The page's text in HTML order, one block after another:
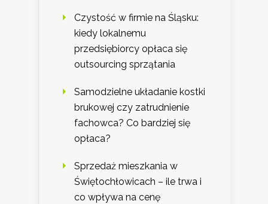
Czystość w firmie na Śląsku:
kiedy lokalnemu
przedsiębiorcy opłaca się
outsourcing sprzątania
Samodzielne układanie kostki
brukowej czy zatrudnienie
fachowca? Co bardziej się
opłaca?
Sprzedaż mieszkania w
Świętochłowicach – ile trwa i
co wpływa na cenę